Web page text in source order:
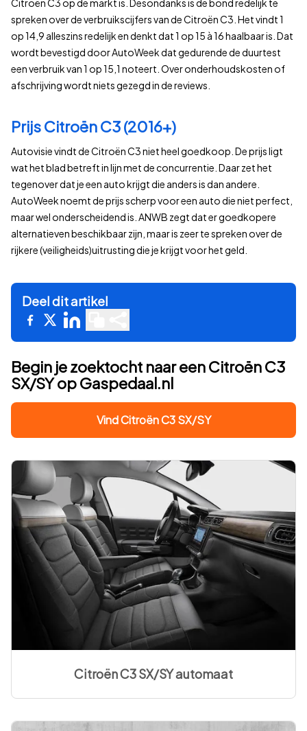
Citroën C3 op de markt is. Desondanks is de bond redelijk te
spreken over de verbruikscijfers van de Citroën C3. Het vindt 1
op 14,9 alleszins redelijk en denkt dat 1 op 15 à 16 haalbaar is. Dat
wordt bevestigd door AutoWeek dat gedurende de duurtest
een verbruik van 1 op 15,1 noteert. Over onderhoudskosten of
afschrijving wordt niets gezegd in de reviews.
Prijs Citroën C3 (2016+)
Autovisie vindt de Citroën C3 niet heel goedkoop. De prijs ligt
wat het blad betreft in lijn met de concurrentie. Daar zet het
tegenover dat je een auto krijgt die anders is dan andere.
AutoWeek noemt de prijs scherp voor een auto die niet perfect,
maar wel onderscheidend is. ANWB zegt dat er goedkopere
alternatieven beschikbaar zijn, maar is zeer te spreken over de
rijkere (veiligheids)uitrusting die je krijgt voor het geld.
Deel dit artikel
Begin je zoektocht naar een Citroën C3
SX/SY op Gaspedaal.nl
Vind Citroën C3 SX/SY
Citroën C3 SX/SY automaat